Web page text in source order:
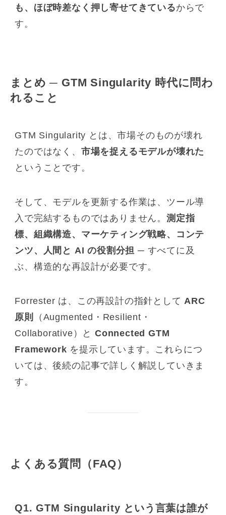
も、ほぼ時差なく押し寄せてきているからで
す。
まとめ ─ GTM Singularity 時代に問わ
れること
GTM Singularity とは、市場そのものが壊れ
たのではなく、 市場を捉えるモデルが壊れた
ということです。
そして、モデルを更新する作業は、ツール導
入で完結するものではありません。測定指
標、組織構造、マーケティング戦略、コンテ
ンツ、人間と AI の役割分担 ─ すべてに及
ぶ、構造的な再設計が必要です。
Forrester は、この再設計の指針として ARC
原則
（Augmented・Resilient・
Collaborative）とConnected GTM
Framework を提示しています。これらにつ
いては、後続の記事で詳しく解説していきま
す。
よくある質問（FAQ）
Q1. GTM Singularity という言葉は誰が